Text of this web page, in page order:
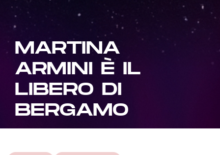
MARTINA
ARMINI È IL
LIBERO DI
BERGAMO